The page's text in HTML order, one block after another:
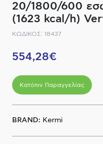
ΚΑΝΑΛΙΑ ΝΤΟΥΖΙΕΡΑΣ
ΕΞΑΡΤΗΜΑΤΑ ΝΤΟΥΣ
ΣΥΣΤΗΜΑΤΑ ΜΠΙΝΤΕ -
ΗΛΕΚΤΡΟΝΙΚΕΣ
Α.Μ.Ε.Α
20/1800/600
(1623 kcal/h)
ΚΩΔΙΚΟΣ: 18437
554,28€
Κατόπιν Παραγγελίας
BRAND: Kermi